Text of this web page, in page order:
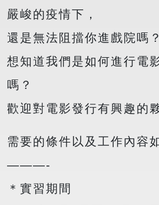
嚴峻的疫情下，
還是無法阻擋你進戲院嗎？
想知道我們是如何進行電
嗎？
歡迎對電影發行有興趣的
需要的條件以及工作內容
———-
＊實習期間